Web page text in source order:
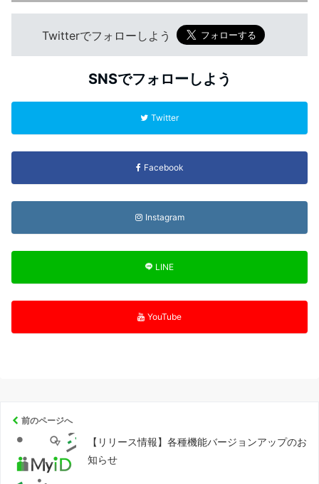
Twitterでフォローしよう
SNSでフォローしよう
Twitter
Facebook
Instagram
LINE
YouTube
前のページへ
【リリース情報】各種機能バージョンアップのお
知らせ